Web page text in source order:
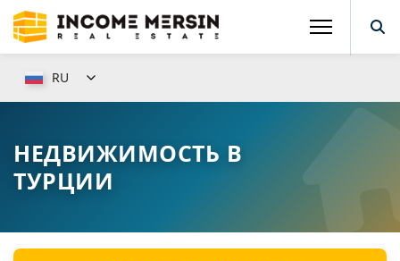
RU
НЕДВИЖИМОСТЬ В
ТУРЦИИ